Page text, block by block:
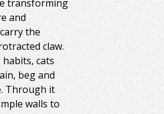
transforming
and
the
claw.
cats
beg and
Through it
walls to